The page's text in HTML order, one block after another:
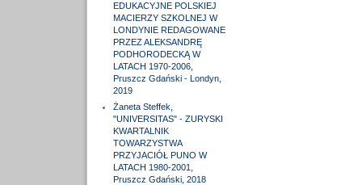
EDUKACYJNE POLSKIEJ
MACIERZY SZKOLNEJ W
LONDYNIE REDAGOWANE
PRZEZ ALEKSANDRĘ
PODHORODECKĄ W
LATACH 1970-2006,
Pruszcz Gdański - Londyn,
2019
Żaneta Steffek,
"UNIVERSITAS" - ZURYSKI
KWARTALNIK
TOWARZYSTWA
PRZYJACIÓŁ PUNO W
LATACH 1980-2001,
Pruszcz Gdański, 2018